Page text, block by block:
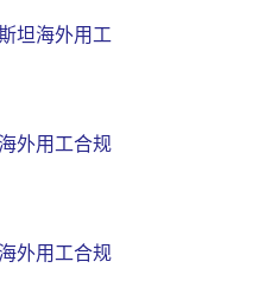
坦海外用工
外用工合规
外用工合规